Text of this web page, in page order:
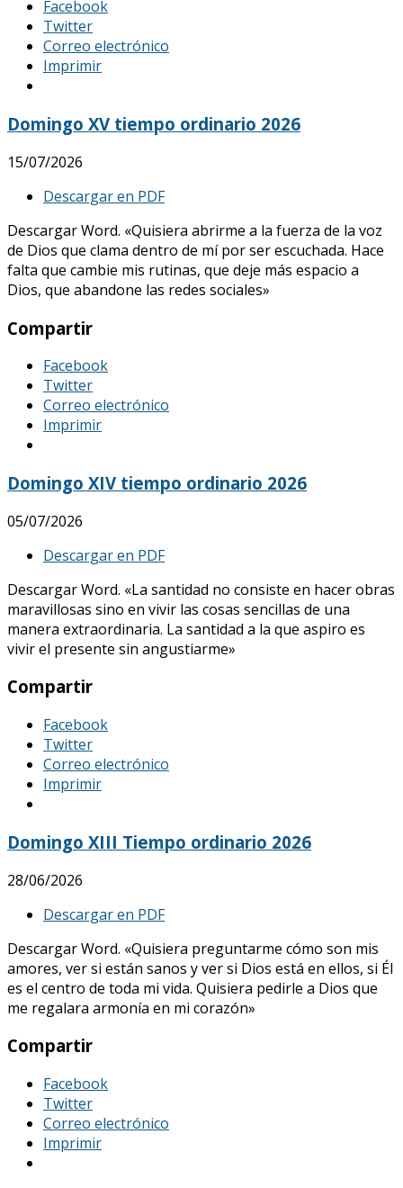
Facebook
Twitter
Correo electrónico
Imprimir
Domingo XV tiempo ordinario 2026
15/07/2026
Descargar en PDF
Descargar Word. «Quisiera abrirme a la fuerza de la voz
de Dios que clama dentro de mí por ser escuchada. Hace
falta que cambie mis rutinas, que deje más espacio a
Dios, que abandone las redes sociales»
Compartir
Facebook
Twitter
Correo electrónico
Imprimir
Domingo XIV tiempo ordinario 2026
05/07/2026
Descargar en PDF
Descargar Word. «La santidad no consiste en hacer obras
maravillosas sino en vivir las cosas sencillas de una
manera extraordinaria. La santidad a la que aspiro es
vivir el presente sin angustiarme»
Compartir
Facebook
Twitter
Correo electrónico
Imprimir
Domingo XIII Tiempo ordinario 2026
28/06/2026
Descargar en PDF
Descargar Word. «Quisiera preguntarme cómo son mis
amores, ver si están sanos y ver si Dios está en ellos, si Él
es el centro de toda mi vida. Quisiera pedirle a Dios que
me regalara armonía en mi corazón»
Compartir
Facebook
Twitter
Correo electrónico
Imprimir